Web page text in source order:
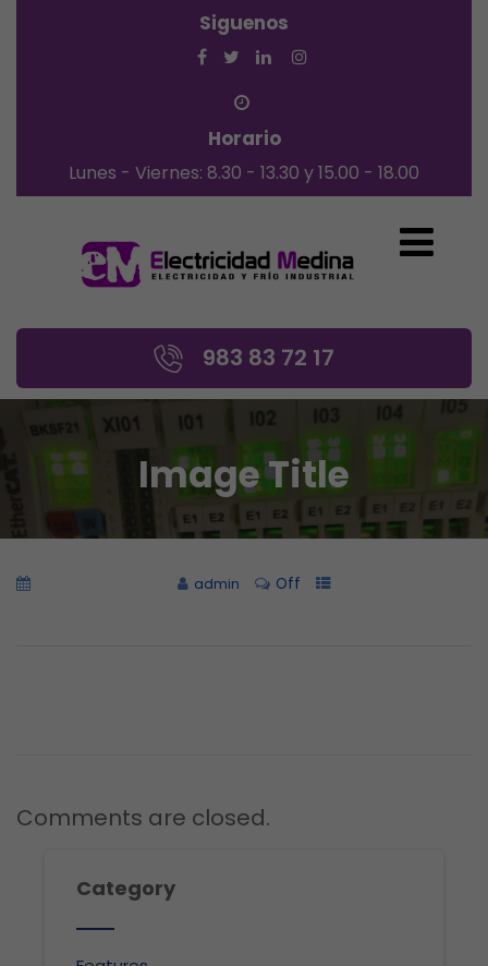
Siguenos
Horario
Lunes - Viernes: 8.30 - 13.30 y 15.00 - 18.00
983 83 72 17
Image Title
admin Off
Comments are closed.
Category